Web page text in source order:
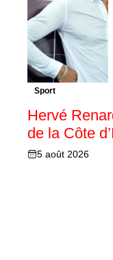
Sport
Hervé
de la Côte
5 août 2026